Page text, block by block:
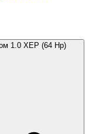
1.0 XEP (64 Hp)